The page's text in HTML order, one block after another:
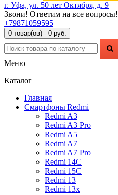
г. Уфа, ул. 50 лет Октября, д. 9
Звони! Ответим на все вопросы!
+79871059595
0 товар(ов) - 0 руб.
Меню
Каталог
Главная
Смартфоны Redmi
Redmi A3
Redmi A3 Pro
Redmi A5
Redmi A7
Redmi A7 Pro
Redmi 14C
Redmi 15C
Redmi 13
Redmi 13x